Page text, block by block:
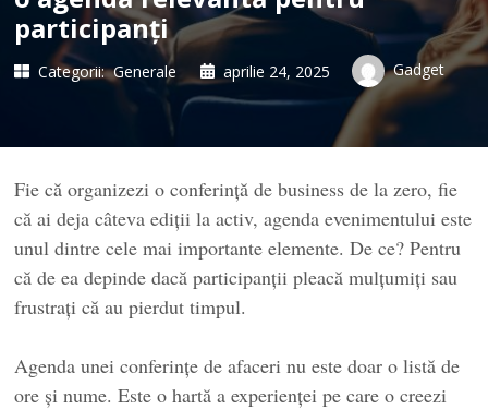
participanți
Categorii: Generale aprilie 24, 2025 Gadget
Fie că organizezi o conferință de business de la zero, fie
că ai deja câteva ediții la activ, agenda evenimentului este
unul dintre cele mai importante elemente. De ce? Pentru
că de ea depinde dacă participanții pleacă mulțumiți sau
frustrați că au pierdut timpul.
Agenda unei conferințe de afaceri nu este doar o listă de
ore și nume. Este o hartă a experienței pe care o creezi